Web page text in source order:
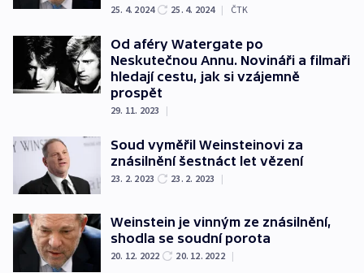
25. 4. 2024 25. 4. 2024 | ČTK
Od aféry Watergate po
Neskutečnou Annu. Novináři a filmaři
hledají cestu, jak si vzájemně
prospět
29. 11. 2023 |
Soud vyměřil Weinsteinovi za
znásilnění šestnáct let vězení
23. 2. 2023 23. 2. 2023 |
Weinstein je vinným ze znásilnění,
shodla se soudní porota
20. 12. 2022 20. 12. 2022 |